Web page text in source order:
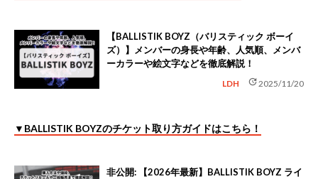
【BALLISTIK BOYZ（バリスティック ボーイ
ズ）】メンバーの身長や年齢、人気順、メンバ
ーカラーや絵文字などを徹底解説！
LDH update2025/11/20
▼BALLISTIK BOYZのチケット取り方ガイドはこちら！
非公開: 【2026年最新】BALLISTIK BOYZ ライ